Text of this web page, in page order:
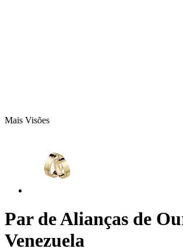
Mais Visões
Par de Alianças de
Venezuela